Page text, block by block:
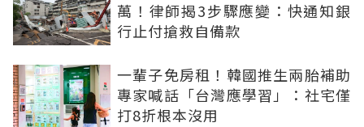
萬！律師揭3步驟應變：快通知銀
行止付搶救自備款
一輩子免房租！韓國推生兩胎補助
專家喊話「台灣應學習」：社宅僅
打8折根本沒用